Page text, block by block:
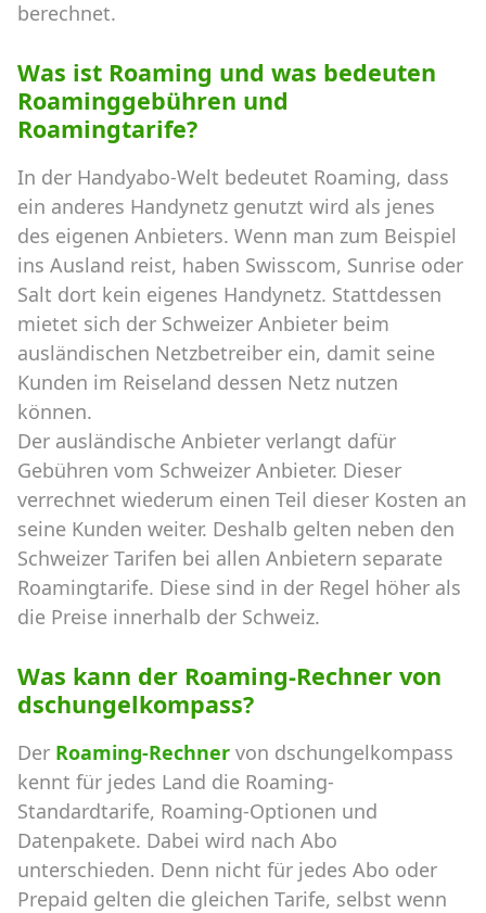
berechnet.
Was ist Roaming und was bedeuten
Roaminggebühren und
Roamingtarife?
In der Handyabo-Welt bedeutet Roaming, dass
ein anderes Handynetz genutzt wird als jenes
des eigenen Anbieters. Wenn man zum Beispiel
ins Ausland reist, haben Swisscom, Sunrise oder
Salt dort kein eigenes Handynetz. Stattdessen
mietet sich der Schweizer Anbieter beim
ausländischen Netzbetreiber ein, damit seine
Kunden im Reiseland dessen Netz nutzen
können.
Der ausländische Anbieter verlangt dafür
Gebühren vom Schweizer Anbieter. Dieser
verrechnet wiederum einen Teil dieser Kosten an
seine Kunden weiter. Deshalb gelten neben den
Schweizer Tarifen bei allen Anbietern separate
Roamingtarife. Diese sind in der Regel höher als
die Preise innerhalb der Schweiz.
Was kann der Roaming-Rechner von
dschungelkompass?
Der Roaming-Rechner von dschungelkompass
kennt für jedes Land die Roaming-
Standardtarife, Roaming-Optionen und
Datenpakete. Dabei wird nach Abo
unterschieden. Denn nicht für jedes Abo oder
Prepaid gelten die gleichen Tarife, selbst wenn